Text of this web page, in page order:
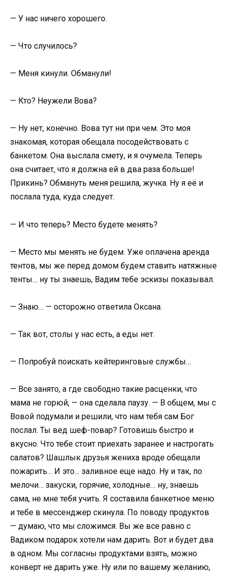
— У нас ничего хорошего.
— Что случилось?
— Меня кинули. Обманули!
— Кто? Неужели Вова?
— Ну нет, конечно. Вова тут ни при чем. Это моя
знакомая, которая обещала посодействовать с
банкетом. Она выслала смету, и я очумела. Теперь
она считает, что я должна ей в два раза больше!
Прикинь? Обмануть меня решила, жучка. Ну я её и
послала туда, куда следует.
— И что теперь? Место будете менять?
— Место мы менять не будем. Уже оплачена аренда
тентов, мы же перед домом будем ставить натяжные
тенты… ну ты знаешь, Вадим тебе эскизы показывал.
— Знаю… — осторожно ответила Оксана.
— Так вот, столы у нас есть, а еды нет.
— Попробуй поискать кейтеринговые службы…
— Все занято, а где свободно такие расценки, что
мама не горюй, — она сделала паузу. — В общем, мы с
Вовой подумали и решили, что нам тебя сам Бог
послал. Ты вед шеф-повар? Готовишь быстро и
вкусно. Что тебе стоит приехать заранее и настрогать
салатов? Шашлык друзья жениха вроде обещали
пожарить… И это… заливное еще надо. Ну и так, по
мелочи… закуски, горячие, холодные… ну, знаешь
сама, не мне тебя учить. Я составила банкетное меню
и тебе в мессенджер скинула. По поводу продуктов
— думаю, что мы сложимся. Вы же все равно с
Вадиком подарок хотели нам дарить. Вот и будет два
в одном. Мы согласны продуктами взять, можно
конверт не дарить уже. Ну или по вашему желанию,